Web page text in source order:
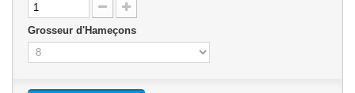
Grosseur d'Hameçons